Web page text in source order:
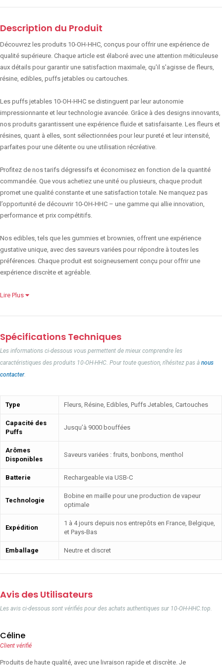
Description du Produit
Découvrez les produits 10-OH-HHC, conçus pour offrir une expérience de
qualité supérieure. Chaque article est élaboré avec une attention méticuleuse
aux détails pour garantir une satisfaction maximale, qu'il s'agisse de fleurs,
résine, edibles, puffs jetables ou cartouches.
Les puffs jetables 10-OH-HHC se distinguent par leur autonomie
impressionnante et leur technologie avancée. Grâce à des designs innovants,
nos produits garantissent une expérience fluide et satisfaisante. Les fleurs et
résines, quant à elles, sont sélectionnées pour leur pureté et leur intensité,
parfaites pour une détente ou une utilisation récréative.
Profitez de nos tarifs dégressifs et économisez en fonction de la quantité
commandée. Que vous achetiez une unité ou plusieurs, chaque produit
promet une qualité constante et une satisfaction totale. Ne manquez pas
l’opportunité de découvrir 10-OH-HHC – une gamme qui allie innovation,
performance et prix compétitifs.
Nos edibles, tels que les gummies et brownies, offrent une expérience
gustative unique, avec des saveurs variées pour répondre à toutes les
préférences. Chaque produit est soigneusement conçu pour offrir une
expérience discrète et agréable.
Lire Plus
Spécifications Techniques
Les informations ci-dessous vous permettent de mieux comprendre les
caractéristiques des produits 10-OH-HHC. Pour toute question, n'hésitez pas à nous
contacter.
Type Fleurs, Résine, Edibles, Puffs Jetables, Cartouches
Capacité des
Puffs
Jusqu’à 9000 bouffées
Arômes
Disponibles
Saveurs variées : fruits, bonbons, menthol
Batterie Rechargeable via USB-C
Technologie
Bobine en maille pour une production de vapeur
optimale
Expédition
1 à 4 jours depuis nos entrepôts en France, Belgique,
et Pays-Bas
Emballage Neutre et discret
Avis des Utilisateurs
Les avis ci-dessous sont vérifiés pour des achats authentiques sur 10-OH-HHC.top.
Céline
Client vérifié
Produits de haute qualité, avec une livraison rapide et discrète. Je